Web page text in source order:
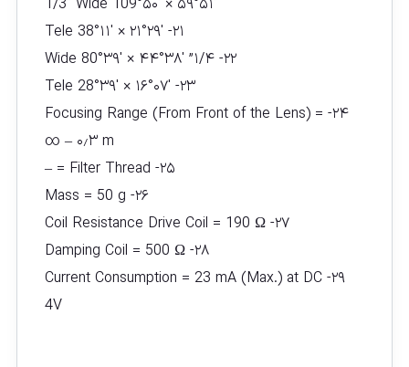
1/3″ Wide 109°۵۰′ × ۵۹°۵۱′
۲۱- Tele 38°۱۱′ × ۲۱°۲۹′
۲۲- ۱/۴” Wide 80°۳۹′ × ۴۴°۳۸′
۲۳- Tele 28°۳۹′ × ۱۶°۰۷′
۲۴- Focusing Range (From Front of the Lens) =
∞ – ۰٫۳ m
۲۵- Filter Thread = –
۲۶- Mass = 50 g
۲۷- Coil Resistance Drive Coil = 190 Ω
۲۸- Damping Coil = 500 Ω
۲۹- Current Consumption = 23 mA (Max.) at DC
4V